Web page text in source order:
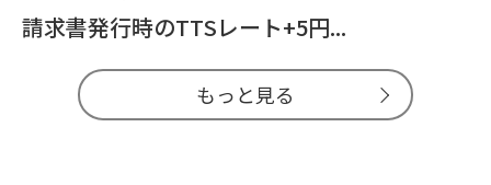
請求書発行時のTTSレート+5円...
もっと見る